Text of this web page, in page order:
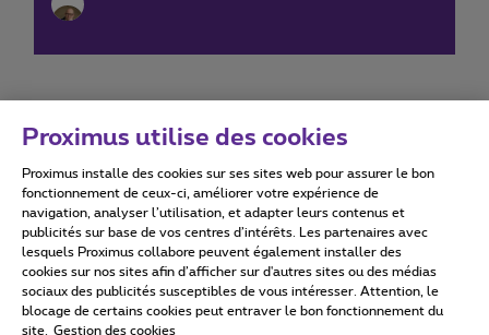
Conditions d'utilisation Accessibility statement
Tous droits réservés. © 2026 Proximus
Proximus utilise des cookies
Proximus installe des cookies sur ses sites web pour assurer le bon
fonctionnement de ceux-ci, améliorer votre expérience de
navigation, analyser l’utilisation, et adapter leurs contenus et
publicités sur base de vos centres d’intérêts. Les partenaires avec
lesquels Proximus collabore peuvent également installer des
cookies sur nos sites afin d’afficher sur d'autres sites ou des médias
sociaux des publicités susceptibles de vous intéresser. Attention, le
blocage de certains cookies peut entraver le bon fonctionnement du
site.
Gestion des cookies